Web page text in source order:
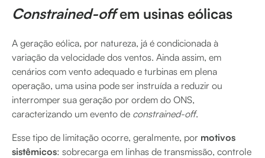
Constrained-offem usinas eólicas
A geração eólica, por natureza, já é condicionada à
variação da velocidade dos ventos. Ainda assim, em
cenários com vento adequado e turbinas em plena
operação, uma usina pode ser instruída a reduzir ou
interromper sua geração por ordem do ONS,
caracterizando um evento de constrained-off.
Esse tipo de limitação ocorre, geralmente, por motivos
sistêmicos: sobrecarga em linhas de transmissão, controle